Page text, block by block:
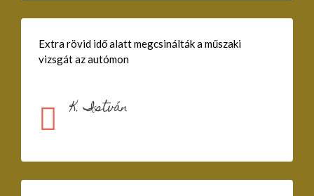
Extra rövid idő alatt megcsinálták a műszaki
vizsgát az autómon
K. István